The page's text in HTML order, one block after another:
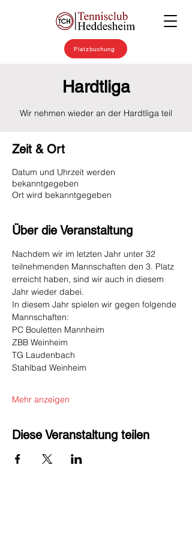
Platzbuchung
Hardtliga
Wir nehmen wieder an der Hardtliga teil
Zeit & Ort
Datum und Uhrzeit werden
bekanntgegeben
Ort wird bekanntgegeben
Über die Veranstaltung
Nachdem wir im letzten Jahr unter 32
teilnehmenden Mannschaften den 3. Platz
erreicht haben, sind wir auch in diesem
Jahr wieder dabei.
In diesem Jahr spielen wir gegen folgende
Mannschaften:
PC Bouletten Mannheim
ZBB Weinheim
TG Laudenbach
Stahlbad Weinheim
Mehr anzeigen
Diese Veranstaltung teilen